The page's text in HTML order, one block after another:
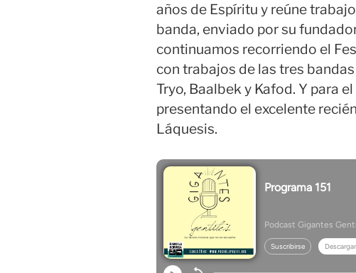
años de Espíritu y reúne
banda, enviado por su
continuamos recorriendo el
con trabajos de las tres
Tryo, Baalbek y Kafod. Y para
presentando el excelente
Láquesis.